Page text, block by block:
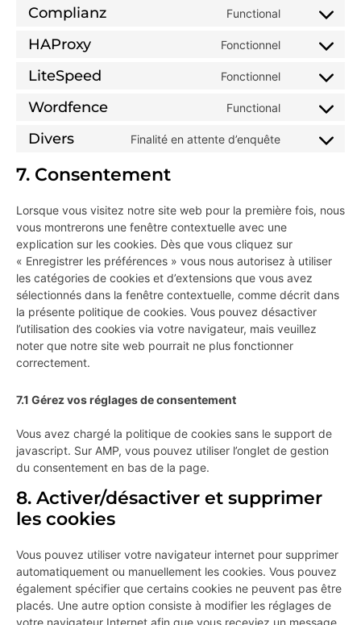
Complianz Functional
HAProxy Fonctionnel
LiteSpeed Fonctionnel
Wordfence Functional
Divers Finalité en attente d’enquête
7. Consentement
Lorsque vous visitez notre site web pour la première fois, nous
vous montrerons une fenêtre contextuelle avec une
explication sur les cookies. Dès que vous cliquez sur
« Enregistrer les préférences » vous nous autorisez à utiliser
les catégories de cookies et d’extensions que vous avez
sélectionnés dans la fenêtre contextuelle, comme décrit dans
la présente politique de cookies. Vous pouvez désactiver
l’utilisation des cookies via votre navigateur, mais veuillez
noter que notre site web pourrait ne plus fonctionner
correctement.
7.1 Gérez vos réglages de consentement
Vous avez chargé la politique de cookies sans le support de
javascript. Sur AMP, vous pouvez utiliser l’onglet de gestion
du consentement en bas de la page.
8. Activer/désactiver et supprimer
les cookies
Vous pouvez utiliser votre navigateur internet pour supprimer
automatiquement ou manuellement les cookies. Vous pouvez
également spécifier que certains cookies ne peuvent pas être
placés. Une autre option consiste à modifier les réglages de
votre navigateur Internet afin que vous receviez un message